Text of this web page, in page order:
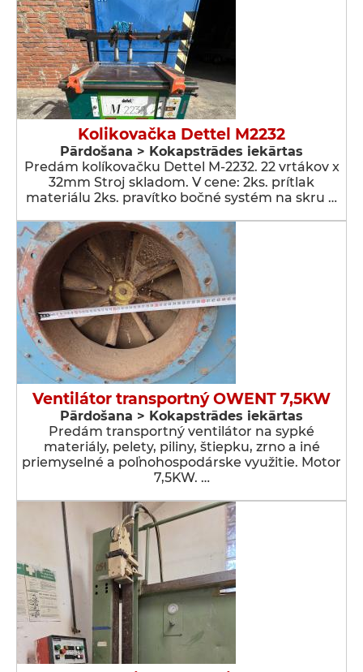
Kolikovačka Dettel M2232
Pārdošana > Kokapstrādes iekārtas
Predám kolíkovačku Dettel M-2232. 22 vrtákov x
32mm Stroj skladom. V cene: 2ks. prítlak
materiálu 2ks. pravítko bočné systém na skru …
Ventilátor transportný OWENT 7,5KW
Pārdošana > Kokapstrādes iekārtas
Predám transportný ventilátor na sypké
materiály, pelety, piliny, štiepku, zrno a iné
priemyselné a poľnohospodárske využitie. Motor
7,5KW. …